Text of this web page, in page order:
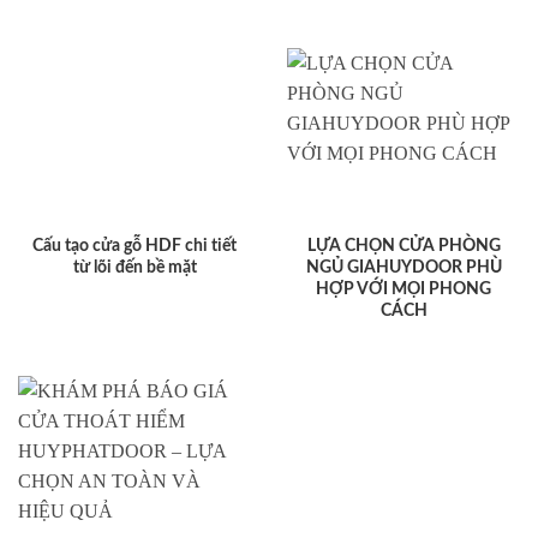
Cấu tạo cửa gỗ HDF chi tiết
từ lõi đến bề mặt
LỰA CHỌN CỬA PHÒNG
NGỦ GIAHUYDOOR PHÙ
HỢP VỚI MỌI PHONG
CÁCH